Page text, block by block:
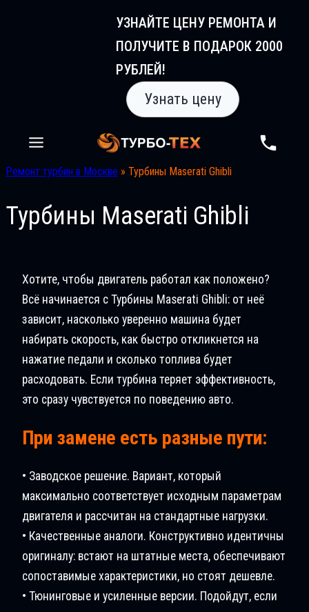
УЗНАЙТЕ ЦЕНУ РЕМОНТА И
ПОЛУЧИТЕ В ПОДАРОК 2000
РУБЛЕЙ!
Узнать цену
Ремонт турбин в Москве » Турбины Maserati Ghibli
Турбины Maserati Ghibli
Хотите, чтобы двигатель работал как положено?
Всё начинается с Турбины Maserati Ghibli: от неё
зависит, насколько уверенно машина будет
набирать скорость, как быстро откликнется на
нажатие педали и сколько топлива будет
расходовать. Если турбина теряет эффективность,
это сразу чувствуется по поведению авто.
При замене есть разные пути:
• Заводское решение. Вариант, который
максимально соответствует исходным параметрам
двигателя и рассчитан на стандартные нагрузки.
• Качественные аналоги. Конструктивно идентичны
оригиналу: встают на штатные места, обеспечивают
сопоставимые характеристики, но стоят дешевле.
• Тюнинговые и усиленные версии. Подойдут, если